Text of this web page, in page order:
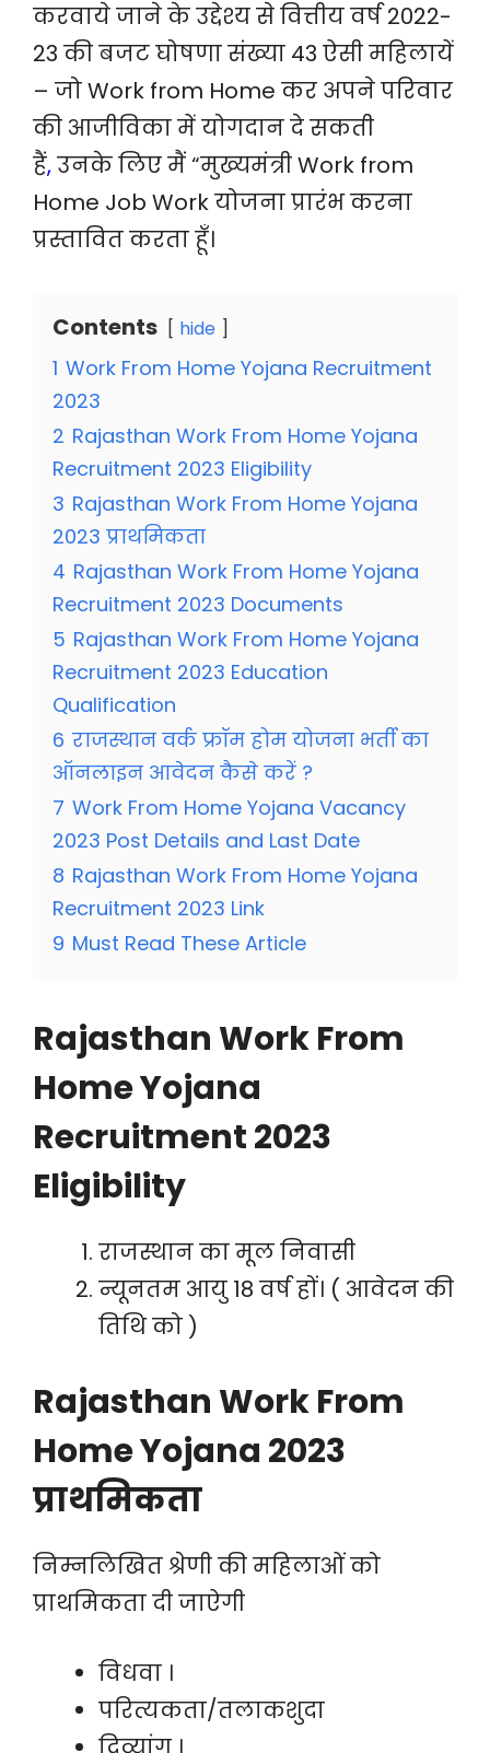
करवाये जाने के उद्देश्य से वित्तीय वर्ष 2022-
23 की बजट घोषणा संख्या 43 ऐसी महिलायें
– जो Work from Home कर अपने परिवार
की आजीविका में योगदान दे सकती
हैं,उनके लिए मैं “मुख्यमंत्री Work from
Home Job Work योजना प्रारंभ करना
प्रस्तावित करता हूँ।
Contents hide
1 Work From Home Yojana Recruitment
2023
2 Rajasthan Work From Home Yojana
Recruitment 2023 Eligibility
3 Rajasthan Work From Home Yojana
2023 प्राथमिकता
4 Rajasthan Work From Home Yojana
Recruitment 2023 Documents
5 Rajasthan Work From Home Yojana
Recruitment 2023 Education
Qualification
6 राजस्थान वर्क फ्रॉम होम योजना भर्ती का
ऑनलाइन आवेदन कैसे करें ?
7 Work From Home Yojana Vacancy
2023 Post Details and Last Date
8 Rajasthan Work From Home Yojana
Recruitment 2023 Link
9 Must Read These Article
Rajasthan Work From
Home Yojana
Recruitment 2023
Eligibility
राजस्थान का मूल निवासी
न्यूनतम आयु 18 वर्ष हों। ( आवेदन की
तिथि को )
Rajasthan Work From
Home Yojana 2023
प्राथमिकता
निम्नलिखित श्रेणी की महिलाओं को
प्राथमिकता दी जाऐगी
विधवा ।
परित्यकता/तलाकशुदा